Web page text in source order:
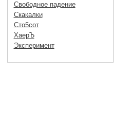
Свободное падение
Скакалки
Сто5сот
ХаерЪ
Эксперимент